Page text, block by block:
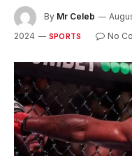
By Mr Celeb
2024
SPORTS No